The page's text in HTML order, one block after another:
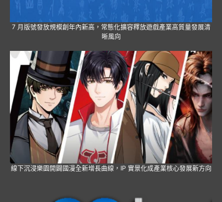
7 月版號發放規模創年內新高，常態化擴容釋放遊戲產業高質量發展清
晰風向
線下沉浸樂園開闢國漫全新增長曲線，IP 實景化成產業核心發展新方向